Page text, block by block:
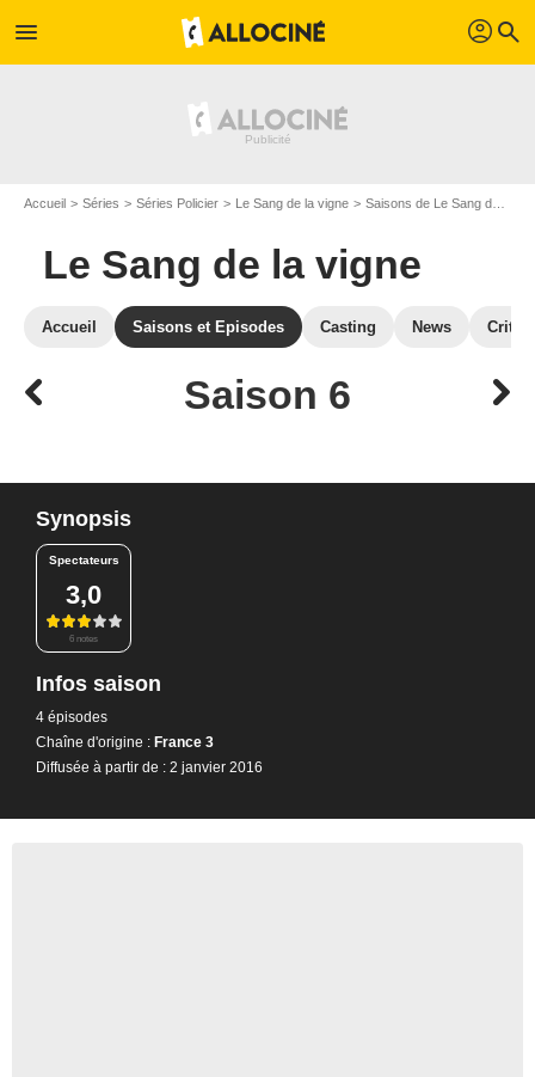
menu profil search
Accueil Séries Séries Policier Le Sang de la vigne Saisons de Le Sang de la vigne
Le Sang de la vigne
Accueil Saisons et Episodes Casting News
Saison 6
Synopsis
Spectateurs
3,0
6 notes
Infos saison
4 épisodes
Chaîne d'origine : France 3
Diffusée à partir de : 2 janvier 2016